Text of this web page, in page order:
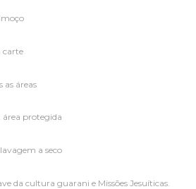
carte
áreas
área protegida
a seco
da cultura guarani e Missões Jesuíticas.